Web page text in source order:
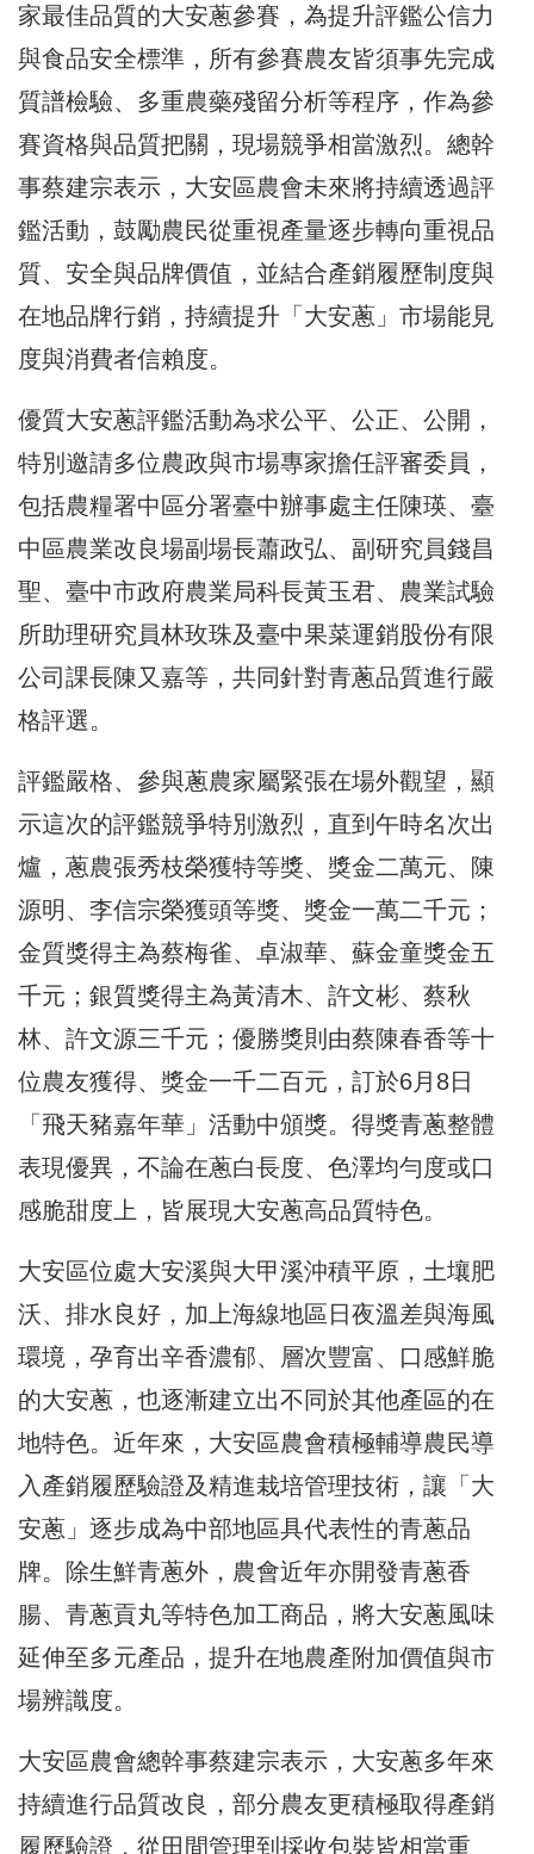
家最佳品質的大安蔥參賽，為提升評鑑公信力
與食品安全標準，所有參賽農友皆須事先完成
質譜檢驗、多重農藥殘留分析等程序，作為參
賽資格與品質把關，現場競爭相當激烈。總幹
事蔡建宗表示，大安區農會未來將持續透過評
鑑活動，鼓勵農民從重視產量逐步轉向重視品
質、安全與品牌價值，並結合產銷履歷制度與
在地品牌行銷，持續提升「大安蔥」市場能見
度與消費者信賴度。
優質大安蔥評鑑活動為求公平、公正、公開，
特別邀請多位農政與市場專家擔任評審委員，
包括農糧署中區分署臺中辦事處主任陳瑛、臺
中區農業改良場副場長蕭政弘、副研究員錢昌
聖、臺中市政府農業局科長黃玉君、農業試驗
所助理研究員林玫珠及臺中果菜運銷股份有限
公司課長陳又嘉等，共同針對青蔥品質進行嚴
格評選。
評鑑嚴格、參與蔥農家屬緊張在場外觀望，顯
示這次的評鑑競爭特別激烈，直到午時名次出
爐，蔥農張秀枝榮獲特等獎、獎金二萬元、陳
源明、李信宗榮獲頭等獎、獎金一萬二千元；
金質獎得主為蔡梅雀、卓淑華、蘇金童獎金五
千元；銀質獎得主為黃清木、許文彬、蔡秋
林、許文源三千元；優勝獎則由蔡陳春香等十
位農友獲得、獎金一千二百元，訂於6月8日
「飛天豬嘉年華」活動中頒獎。得獎青蔥整體
表現優異，不論在蔥白長度、色澤均勻度或口
感脆甜度上，皆展現大安蔥高品質特色。
大安區位處大安溪與大甲溪沖積平原，土壤肥
沃、排水良好，加上海線地區日夜溫差與海風
環境，孕育出辛香濃郁、層次豐富、口感鮮脆
的大安蔥，也逐漸建立出不同於其他產區的在
地特色。近年來，大安區農會積極輔導農民導
入產銷履歷驗證及精進栽培管理技術，讓「大
安蔥」逐步成為中部地區具代表性的青蔥品
牌。除生鮮青蔥外，農會近年亦開發青蔥香
腸、青蔥貢丸等特色加工商品，將大安蔥風味
延伸至多元產品，提升在地農產附加價值與市
場辨識度。
大安區農會總幹事蔡建宗表示，大安蔥多年來
持續進行品質改良，部分農友更積極取得產銷
履歷驗證，從田間管理到採收包裝皆相當重